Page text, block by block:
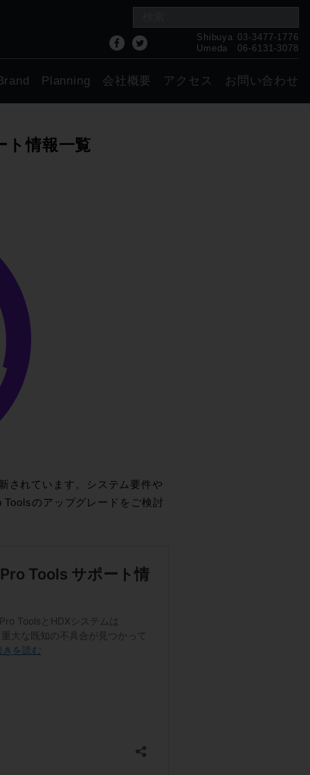
Shibuya 03-3477-1776
Umeda
06-6131-3078
Planning 会社概要 アクセス お問い合わせ
ト情報一覧
されています。システム要件や
のアップグレードをご検討